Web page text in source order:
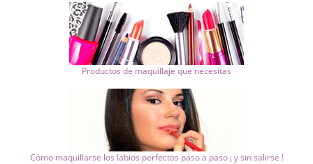
Productos de maquillaje que necesitas
Cómo maquillarse los labios perfectos paso a paso ¡ y sin salirse !